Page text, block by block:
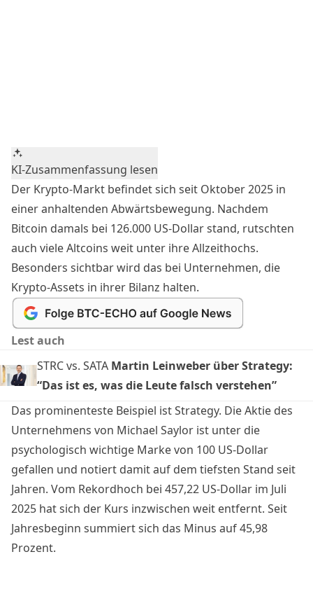
KI-Zusammenfassung lesen
Der Krypto-Markt befindet sich seit Oktober 2025 in
einer anhaltenden Abwärtsbewegung. Nachdem
Bitcoin damals bei 126.000 US-Dollar stand, rutschten
auch viele Altcoins weit unter ihre Allzeithochs.
Besonders sichtbar wird das bei Unternehmen, die
Krypto-Assets in ihrer Bilanz halten.
Lest auch
STRC vs. SATA Martin Leinweber über Strategy:
“Das ist es, was die Leute falsch verstehen”
Das prominenteste Beispiel ist Strategy. Die Aktie des
Unternehmens von Michael Saylor ist unter die
psychologisch wichtige Marke von 100 US-Dollar
gefallen und notiert damit auf dem tiefsten Stand seit
Jahren. Vom Rekordhoch bei 457,22 US-Dollar im Juli
2025 hat sich der Kurs inzwischen weit entfernt. Seit
Jahresbeginn summiert sich das Minus auf 45,98
Prozent.